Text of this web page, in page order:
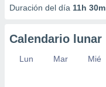
Duración del día 11h 30m
Calendario lunar
Lun Mar Mié